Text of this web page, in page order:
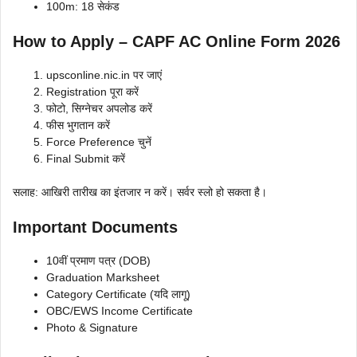
100m: 18 सेकंड
How to Apply – CAPF AC Online Form 2026
upsconline.nic.in पर जाएं
Registration पूरा करें
फोटो, सिग्नेचर अपलोड करें
फीस भुगतान करें
Force Preference चुनें
Final Submit करें
सलाह: आखिरी तारीख का इंतजार न करें। सर्वर स्लो हो सकता है।
Important Documents
10वीं प्रमाण पत्र (DOB)
Graduation Marksheet
Category Certificate (यदि लागू)
OBC/EWS Income Certificate
Photo & Signature